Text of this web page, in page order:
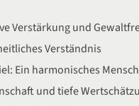
Verstärkung und
Verständnis
Ein harmonisches
und tiefe